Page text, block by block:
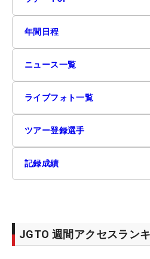
年間日程
ニュース一覧
ライブフォト一覧
ツアー登録選手
記録成績
JGTO 週間アクセスラン